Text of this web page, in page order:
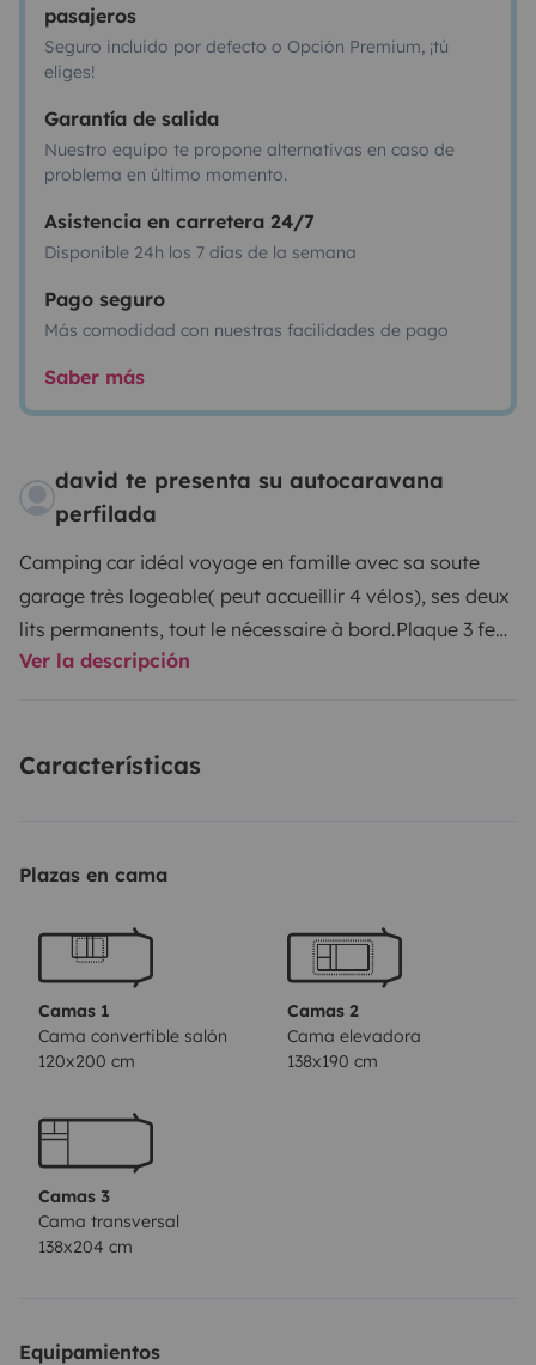
pasajeros
Seguro incluido por defecto o Opción Premium, ¡tú
eliges!
Garantía de salida
Nuestro equipo te propone alternativas en caso de
problema en último momento.
Asistencia en carretera 24/7
Disponible 24h los 7 días de la semana
Pago seguro
Más comodidad con nuestras facilidades de pago
Saber más
david te presenta su autocaravana
perfilada
Camping car idéal voyage en famille avec sa soute
garage très logeable( peut accueillir 4 vélos), ses deux
lits permanents, tout le nécessaire à bord.Plaque 3 feux
gaz, réfrigérateur, congélateur.
(seulement alèses et oreillers).
équipent le camping car.
Juin, juillet Aout et première quinzaine de Septembre,
les locations à la semaine sont privilégiés pour des
faire en dernière minute si le cc est disponible.
Ver la descripción
Características
Plazas en cama
Camas 1
Cama convertible salón
120x200 cm
Camas 2
Cama elevadora
138x190 cm
Camas 3
Cama transversal
138x204 cm
Equipamientos